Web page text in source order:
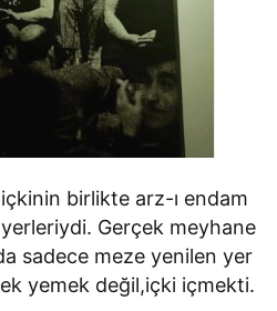
birlikte arz-ı endam
Gerçek meyhane
sadece meze yenilen yer
yemek değil,içki içmekti.